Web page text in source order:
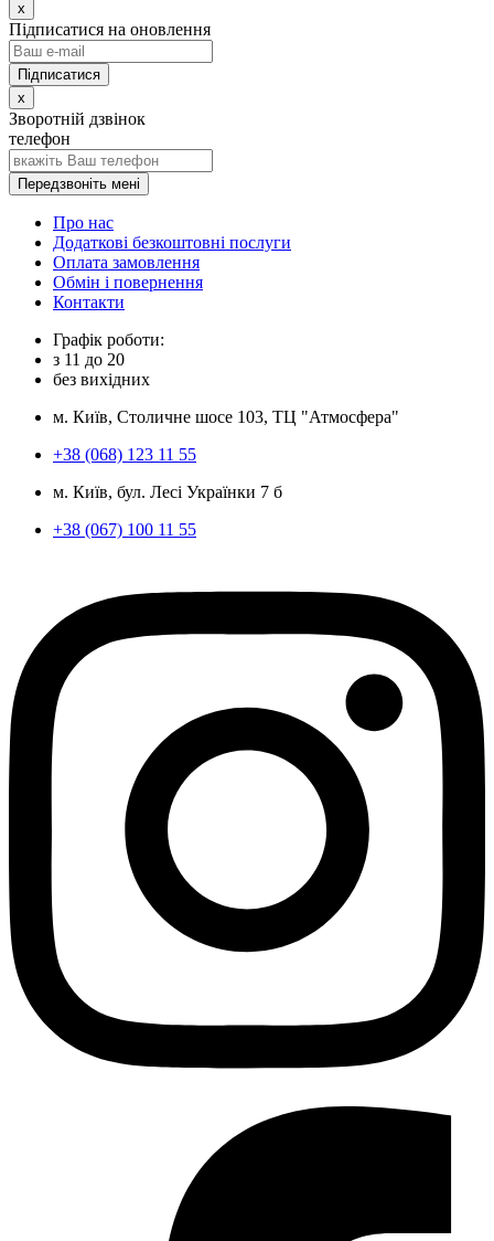
x
Підписатися на оновлення
x
Зворотній дзвінок
телефон
Передзвоніть мені
Про нас
Додаткові безкоштовні послуги
Оплата замовлення
Обмін і повернення
Контакти
Графік роботи:
з 11 до 20
без вихідних
м. Київ, Столичне шосе 103, ТЦ "Атмосфера"
+38 (068) 123 11 55
м. Київ, бул. Лесі Українки 7 б
+38 (067) 100 11 55